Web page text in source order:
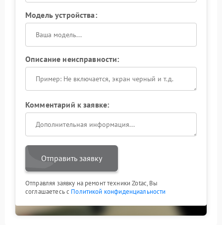
Модель устройства:
Описание неисправности:
Комментарий к заявке:
Отправить заявку
Отправляя заявку на ремонт техники Zotac, Вы
соглашаетесь с Политикой конфиденциальности